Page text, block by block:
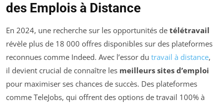
des Emplois à Distance
En 2024, une recherche sur les opportunités de télétravail
révèle plus de 18 000 offres disponibles sur des plateformes
reconnues comme Indeed. Avec l’essor du travail à distance,
il devient crucial de connaître les meilleurs sites d’emploi
pour maximiser ses chances de succès. Des plateformes
comme TeleJobs, qui offrent des options de travail 100% à